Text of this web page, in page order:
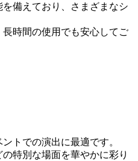
備えており、さまざまなシ
時間の使用でも安心してご
トでの演出に最適です。
特別な場面を華やかに彩り